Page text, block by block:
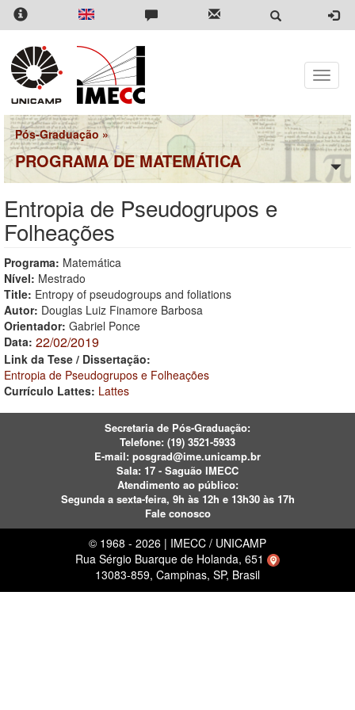
Pular
para
conteúdo
principal
Toggle
Pós-Graduação »
PROGRAMA DE MATEMÁTICA
Entropia de Pseudogrupos e
Folheações
Programa: Matemática
Nível: Mestrado
Title: Entropy of pseudogroups and foliations
Autor: Douglas Luiz Finamore Barbosa
Orientador: Gabriel Ponce
Data: 22/02/2019
Link da Tese / Dissertação:
Entropia de Pseudogrupos e Folheações
Currículo Lattes: Lattes
Secretaria de Pós-Graduação:
Telefone: (19) 3521-5933
E-mail: posgrad@ime.unicamp.br
Sala: 17 - Saguão IMECC
Atendimento ao público:
Segunda a sexta-feira, 9h às 12h e 13h30 às 17h
Fale conosco
© 1968 - 2026 | IMECC / UNICAMP
Rua Sérgio Buarque de Holanda, 651
13083-859, Campinas, SP, Brasil